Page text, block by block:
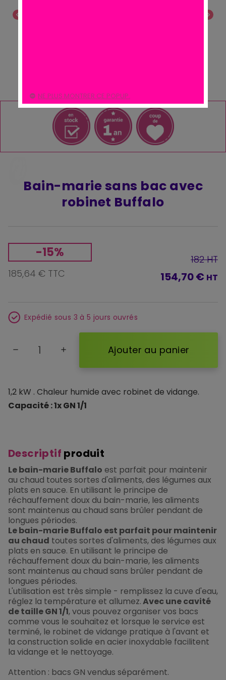
chevron_left chevron_right
Bain-marie sans bac avec
robinet Buffalo
1,2 kW . Chaleur humide avec robinet de vidange.
Capacité : 1x GN 1/1
-15%
185,64 € TTC
182 HT
154,70 € HT
Expédié sous 3 à 5 jours ouvrés
remove add Ajouter au panier
Descriptif produit
Le bain-marie Buffalo est parfait pour maintenir
au chaud toutes sortes d'aliments, des légumes aux
plats en sauce. En utilisant le principe de
réchauffement doux du bain-marie, les aliments
sont maintenus au chaud sans brûler pendant de
longues périodes.
Le bain-marie Buffalo est parfait pour maintenir
au chaud toutes sortes d'aliments, des légumes aux
plats en sauce. En utilisant le principe de
réchauffement doux du bain-marie, les aliments
sont maintenus au chaud sans brûler pendant de
longues périodes.
L'utilisation est très simple - remplissez la cuve d'eau,
réglez la température et allumez.Avec une cavité
de taille GN 1/1, vous pouvez organiser vos bacs
comme vous le souhaitez et lorsque le service est
terminé, le robinet de vidange pratique à l'avant et
la construction solide en acier inoxydable facilitent
la vidange et le nettoyage.
Attention : bacs GN vendus séparément.
NE PLUS MONTRER CE POPUP.